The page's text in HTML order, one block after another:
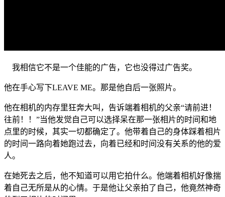
我相信它不是一个佳能的广告，它也没得过广告奖。
他在手心写下LEAVE ME。那是他自后一张照片。
他在相机的内存里狂奔大叫，告诉端着相机的父亲“请前进！
往前！！”当他发觉自己可以选择呆在那一张相片的时间和地
点里的时候，其实一切都确定了。他带着自己的身体踩着相片
的时间一路向着她跑过去，向着已经和时间没有关系的他的爱
人。
在她死去之后，他不知道可以用它拍什么。他端着相机好像揣
着自己无所是从的心情。于是他让父亲拍了自己，他竟然神奇